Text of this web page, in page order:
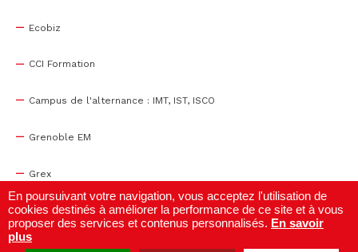
Ecobiz
CCI Formation
Campus de l'alternance : IMT, IST, ISCO
Grenoble EM
Grex
WTC Grenoble
Centre de congrès
En poursuivant votre navigation, vous acceptez l'utilisation de
cookies destinés à améliorer la performance de ce site et à vous
proposer des services et contenus personnalisés. En savoir
plus